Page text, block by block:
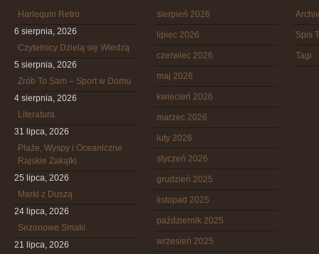
Harlequin Retro
6 sierpnia, 2026
Czytelnicy Dzielą się Wiedzą
5 sierpnia, 2026
Zrób To Sam – Sport w Domu
4 sierpnia, 2026
Literatura
31 lipca, 2026
Plaże, Wyspy i Oceaniczne
Rajskie Zakątki
25 lipca, 2026
Marki z Duszą
24 lipca, 2026
Sezonowe Smaki
21 lipca, 2026
sierpień 2026
lipiec 2026
czerwiec 2026
maj 2026
kwiecień 2026
marzec 2026
luty 2026
styczeń 2026
grudzień 2025
listopad 2025
październik 2025
wrzesień 2025
Spis
Tagi